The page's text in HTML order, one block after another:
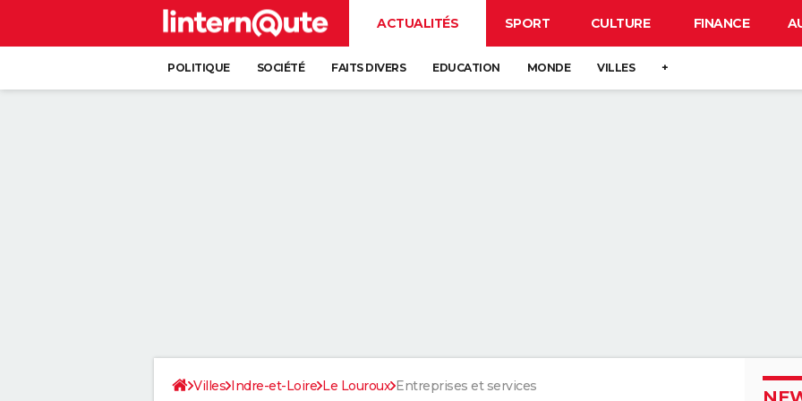
ACTUALITÉS SPORT CULTURE FINANCE
POLITIQUE SOCIÉTÉ FAITS DIVERS EDUCATION MONDE VILLES +
Villes Indre-et-Loire Le Louroux Entreprises et services